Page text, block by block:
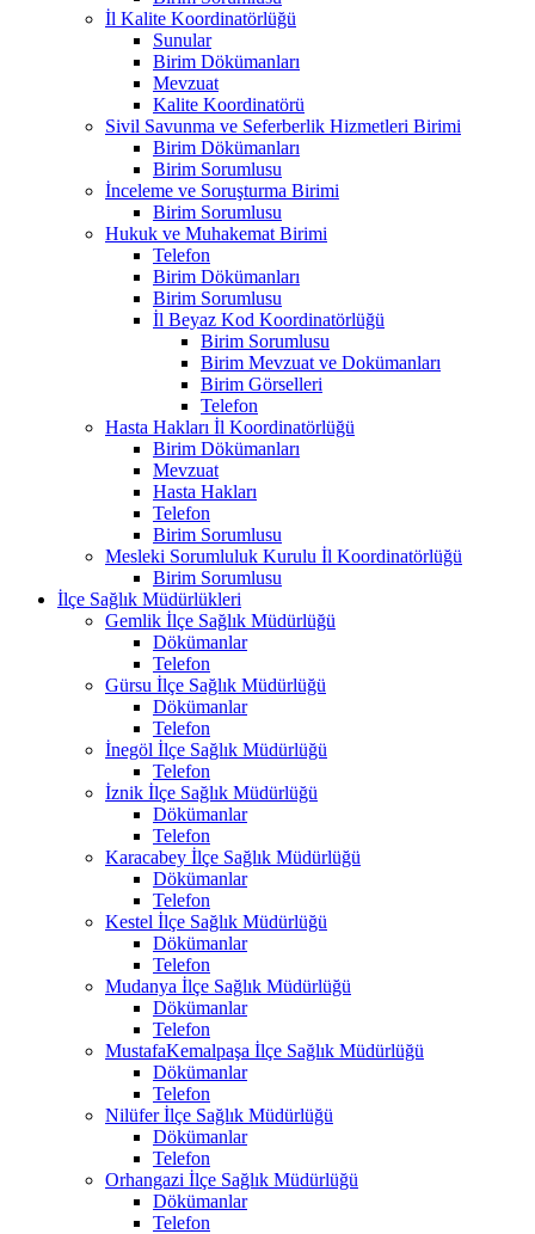
İl Kalite Koordinatörlüğü
Sunular
Birim Dökümanları
Mevzuat
Kalite Koordinatörü
Sivil Savunma ve Seferberlik Hizmetleri Birimi
Birim Dökümanları
Birim Sorumlusu
İnceleme ve Soruşturma Birimi
Birim Sorumlusu
Hukuk ve Muhakemat Birimi
Telefon
Birim Dökümanları
Birim Sorumlusu
İl Beyaz Kod Koordinatörlüğü
Birim Sorumlusu
Birim Mevzuat ve Dokümanları
Birim Görselleri
Telefon
Hasta Hakları İl Koordinatörlüğü
Birim Dökümanları
Mevzuat
Hasta Hakları
Telefon
Birim Sorumlusu
Mesleki Sorumluluk Kurulu İl Koordinatörlüğü
Birim Sorumlusu
İlçe Sağlık Müdürlükleri
Gemlik İlçe Sağlık Müdürlüğü
Dökümanlar
Telefon
Gürsu İlçe Sağlık Müdürlüğü
Dökümanlar
Telefon
İnegöl İlçe Sağlık Müdürlüğü
Telefon
İznik İlçe Sağlık Müdürlüğü
Dökümanlar
Telefon
Karacabey İlçe Sağlık Müdürlüğü
Dökümanlar
Telefon
Kestel İlçe Sağlık Müdürlüğü
Dökümanlar
Telefon
Mudanya İlçe Sağlık Müdürlüğü
Dökümanlar
Telefon
MustafaKemalpaşa İlçe Sağlık Müdürlüğü
Dökümanlar
Telefon
Nilüfer İlçe Sağlık Müdürlüğü
Dökümanlar
Telefon
Orhangazi İlçe Sağlık Müdürlüğü
Dökümanlar
Telefon